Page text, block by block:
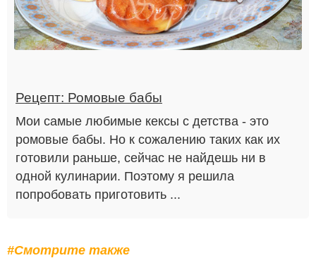
Рецепт: Ромовые бабы
Мои самые любимые кексы с детства - это
ромовые бабы. Но к сожалению таких как их
готовили раньше, сейчас не найдешь ни в
одной кулинарии. Поэтому я решила
попробовать приготовить ...
#Смотрите также